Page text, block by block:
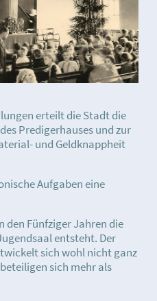
erteilt die Stadt die
Predigerhauses und zur
und Geldknappheit
Aufgaben eine
den Fünfziger Jahren die
entsteht. Der
sich wohl nicht ganz
sich mehr als